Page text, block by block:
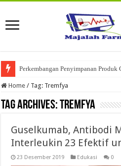
Perkembangan Penyimpanan Produk
Home / Tag: Tremfya
Tag Archives:Tremfya
Guselkumab, Antibodi
Interleukin 23 Efektif
23 Desember 2019 Edukasi 0